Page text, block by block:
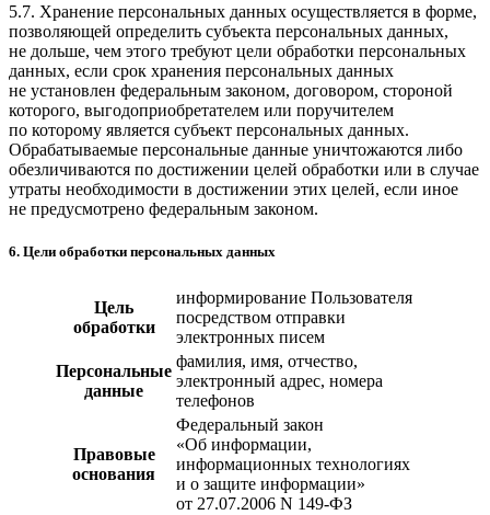
5.7. Хранение персональных данных осуществляется в форме,
позволяющей определить субъекта персональных данных,
не дольше, чем этого требуют цели обработки персональных
данных, если срок хранения персональных данных
не установлен федеральным законом, договором, стороной
которого, выгодоприобретателем или поручителем
по которому является субъект персональных данных.
Обрабатываемые персональные данные уничтожаются либо
обезличиваются по достижении целей обработки или в случае
утраты необходимости в достижении этих целей, если иное
не предусмотрено федеральным законом.
6. Цели обработки персональных данных
Цель
обработки
информирование Пользователя
посредством отправки
электронных писем
Персональные
данные
фамилия, имя, отчество,
электронный адрес, номера
телефонов
Правовые
основания
Федеральный закон
«Об информации,
информационных технологиях
и о защите информации»
от 27.07.2006 N 149-ФЗ